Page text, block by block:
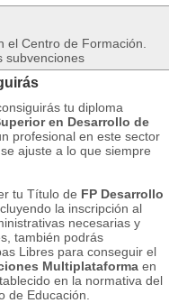
el Centro de Formación.
subvenciones
tu diploma
en Desarrollo de
profesional en este sector
ajuste a lo que siempre
tu Título de FP Desarrollo
la inscripción al
necesarias y
también podrás
Libres para conseguir el
Multiplataforma en
en la normativa del
de Educación.